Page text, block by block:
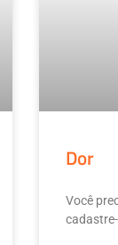
Dor
Você